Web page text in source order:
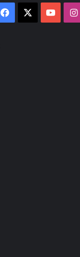
Facebook